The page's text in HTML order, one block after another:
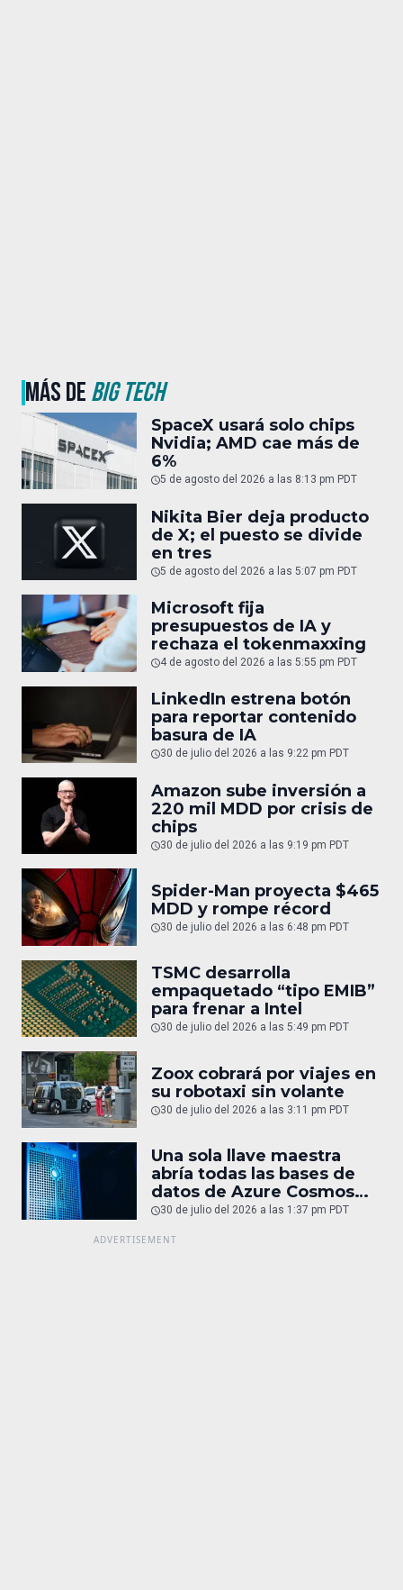
MÁS DEBIG TECH
SpaceX usará solo chips
Nvidia; AMD cae más de
6%
5 de agosto del 2026 a las 8:13 pm PDT
Nikita Bier deja producto
de X; el puesto se divide
en tres
5 de agosto del 2026 a las 5:07 pm PDT
Microsoft fija
presupuestos de IA y
rechaza el tokenmaxxing
4 de agosto del 2026 a las 5:55 pm PDT
LinkedIn estrena botón
para reportar contenido
basura de IA
30 de julio del 2026 a las 9:22 pm PDT
Amazon sube inversión a
220 mil MDD por crisis de
chips
30 de julio del 2026 a las 9:19 pm PDT
Spider-Man proyecta $465
MDD y rompe récord
30 de julio del 2026 a las 6:48 pm PDT
TSMC desarrolla
empaquetado “tipo EMIB”
para frenar a Intel
30 de julio del 2026 a las 5:49 pm PDT
Zoox cobrará por viajes en
su robotaxi sin volante
30 de julio del 2026 a las 3:11 pm PDT
Una sola llave maestra
abría todas las bases de
datos de Azure Cosmos
DB
30 de julio del 2026 a las 1:37 pm PDT